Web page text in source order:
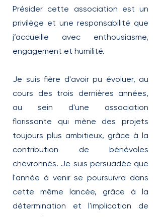
Présider cette association est un
privilège et une responsabilité que
j’accueille avec enthousiasme,
engagement et humilité.
Je suis fière d'avoir pu évoluer, au
cours des trois dernières années,
au sein d'une association
florissante qui mène des projets
toujours plus ambitieux, grâce à la
contribution de bénévoles
chevronnés. Je suis persuadée que
l'année à venir se poursuivra dans
cette même lancée, grâce à la
détermination et l'implication de